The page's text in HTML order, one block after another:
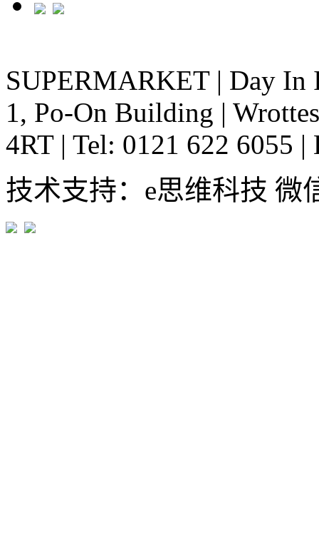
SUPERMARKET | Day In
1, Po-On Building |
4RT | Tel: 0121 622 6055 |
技术支持：e思维科技 微